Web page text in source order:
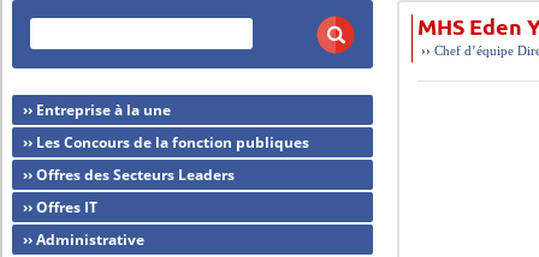
MHS Eden
››Chef d’équipe
›› Entreprise à la une
›› Les Concours de la fonction publiques
›› Offres des Secteurs Leaders
›› Offres IT
›› Administrative